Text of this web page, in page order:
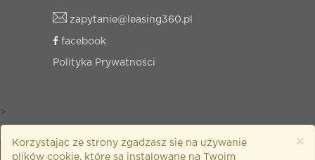
zapytanie@leasing360.pl
facebook
Polityka Prywatności
>
×
Korzystając ze strony zgadzasz się na używanie
plików cookie, które są instalowane na Twoim